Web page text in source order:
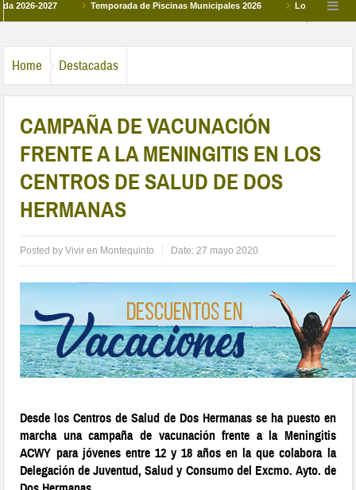
2027 Temporada de Piscinas Municipales 2026 Los Campus de
Home Destacadas
CAMPAÑA DE VACUNACIÓN
FRENTE A LA MENINGITIS EN LOS
CENTROS DE SALUD DE DOS
HERMANAS
Posted byVivir en Montequinto Date:27 mayo 2020
Desde los Centros de Salud de Dos Hermanas se ha puesto en
marcha una campaña de vacunación frente a la Meningitis
ACWY para jóvenes entre 12 y 18 años en la que colabora la
Delegación de Juventud, Salud y Consumo del Excmo. Ayto. de